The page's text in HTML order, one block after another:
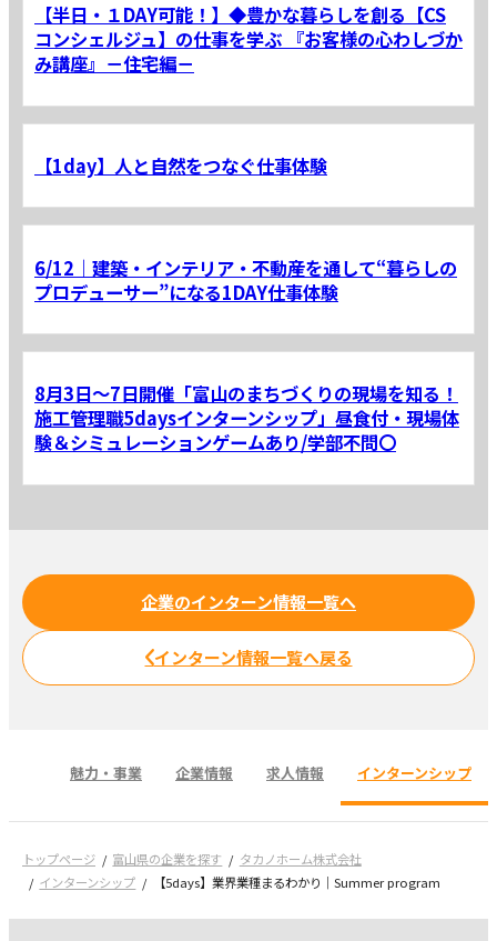
【半日・１DAY可能！】◆豊かな暮らしを創る【CS
コンシェルジュ】の仕事を学ぶ 『お客様の心わしづか
み講座』－住宅編－
【1day】人と自然をつなぐ仕事体験
6/12｜建築・インテリア・不動産を通して“暮らしの
プロデューサー”になる1DAY仕事体験
8月3日～7日開催「富山のまちづくりの現場を知る！
施工管理職5daysインターンシップ」昼食付・現場体
験＆シミュレーションゲームあり/学部不問〇
企業のインターン情報一覧へ
インターン情報一覧へ戻る
魅力・事業 企業情報 求人情報 インターンシップ
トップページ 富山県の企業を探す
タカノホーム株式会社
インターンシップ
【5days】業界業種まるわかり｜Summer program